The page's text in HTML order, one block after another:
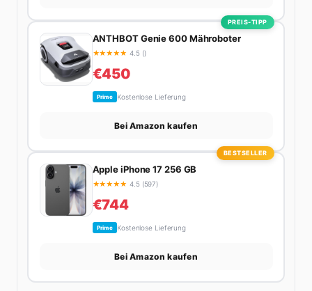
PREIS-TIPP
ANTHBOT Genie 600 Mähroboter
★★★★★ 4.5 ()
€450
Prime Kostenlose Lieferung
Bei Amazon kaufen
BESTSELLER
Apple iPhone 17 256 GB
★★★★★ 4.5 (597)
€744
Prime Kostenlose Lieferung
Bei Amazon kaufen